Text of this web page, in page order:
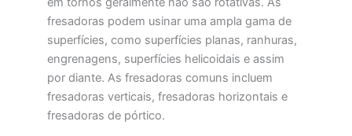
fresadoras podem usinar uma ampla gama de
superfícies, como superfícies planas, ranhuras,
engrenagens, superfícies helicoidais e assim
por diante. As fresadoras comuns incluem
fresadoras verticais, fresadoras horizontais e
fresadoras de pórtico.